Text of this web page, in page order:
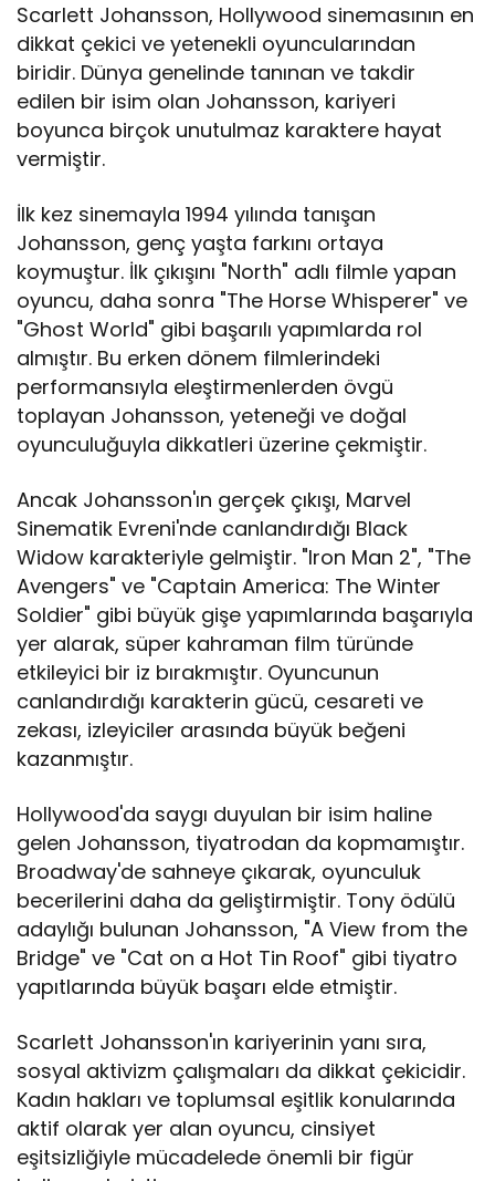
Scarlett Johansson, Hollywood sinemasının en
dikkat çekici ve yetenekli oyuncularından
biridir. Dünya genelinde tanınan ve takdir
edilen bir isim olan Johansson, kariyeri
boyunca birçok unutulmaz karaktere hayat
vermiştir.
İlk kez sinemayla 1994 yılında tanışan
Johansson, genç yaşta farkını ortaya
koymuştur. İlk çıkışını "North" adlı filmle yapan
oyuncu, daha sonra "The Horse Whisperer" ve
"Ghost World" gibi başarılı yapımlarda rol
almıştır. Bu erken dönem filmlerindeki
performansıyla eleştirmenlerden övgü
toplayan Johansson, yeteneği ve doğal
oyunculuğuyla dikkatleri üzerine çekmiştir.
Ancak Johansson'ın gerçek çıkışı, Marvel
Sinematik Evreni'nde canlandırdığı Black
Widow karakteriyle gelmiştir. "Iron Man 2", "The
Avengers" ve "Captain America: The Winter
Soldier" gibi büyük gişe yapımlarında başarıyla
yer alarak, süper kahraman film türünde
etkileyici bir iz bırakmıştır. Oyuncunun
canlandırdığı karakterin gücü, cesareti ve
zekası, izleyiciler arasında büyük beğeni
kazanmıştır.
Hollywood'da saygı duyulan bir isim haline
gelen Johansson, tiyatrodan da kopmamıştır.
Broadway'de sahneye çıkarak, oyunculuk
becerilerini daha da geliştirmiştir. Tony ödülü
adaylığı bulunan Johansson, "A View from the
Bridge" ve "Cat on a Hot Tin Roof" gibi tiyatro
yapıtlarında büyük başarı elde etmiştir.
Scarlett Johansson'ın kariyerinin yanı sıra,
sosyal aktivizm çalışmaları da dikkat çekicidir.
Kadın hakları ve toplumsal eşitlik konularında
aktif olarak yer alan oyuncu, cinsiyet
eşitsizliğiyle mücadelede önemli bir figür